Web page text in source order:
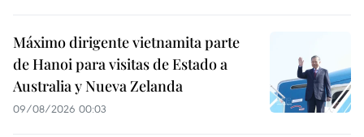
Máximo dirigente vietnamita parte
de Hanoi para visitas de Estado a
Australia y Nueva Zelanda
09/08/2026 00:03